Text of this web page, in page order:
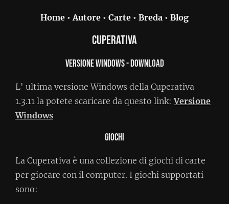
Home •Autore • Carte • Breda • Blog
Cuperativa
Versione Windows - Download
L' ultima versione Windows della Cuperativa
1.3.11 la potete scaricare da questo link:Versione
Windows
Giochi
La Cuperativa è una collezione di giochi di carte
per giocare con il computer. I giochi supportati
sono: